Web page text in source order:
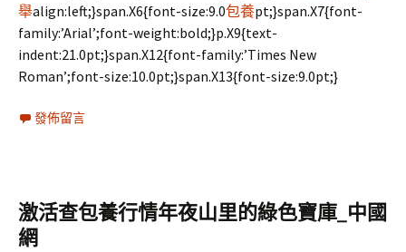
舉align:left;}span.X6{font-size:9.0包養pt;}span.X7{font-
family:’Arial’;font-weight:bold;}p.X9{text-
indent:21.0pt;}span.X12{font-family:’Times New
Roman’;font-size:10.0pt;}span.X13{font-size:9.0pt;}
發佈留言
激活查包養行情年夜山里的綠色寶庫_中國
網